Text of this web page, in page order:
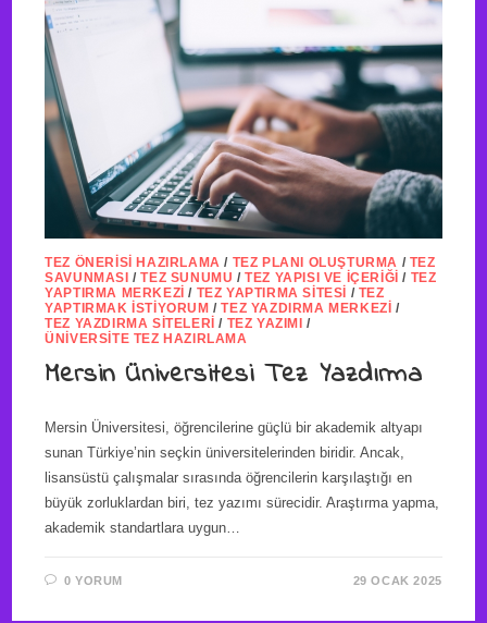
TEZ ÖNERISI HAZIRLAMA / TEZ PLANI OLUŞTURMA / TEZ
SAVUNMASI /TEZ SUNUMU /TEZ YAPISI VE İÇERIĞI / TEZ
YAPTIRMA MERKEZI / TEZ YAPTIRMA SITESI / TEZ
YAPTIRMAK İSTIYORUM /TEZ YAZDIRMA MERKEZI /
TEZ YAZDIRMA SITELERI / TEZ YAZIMI
/
ÜNIVERSITE TEZ HAZIRLAMA
Mersin Üniversitesi Tez Yazdırma
Mersin Üniversitesi, öğrencilerine güçlü bir akademik altyapı
sunan Türkiye’nin seçkin üniversitelerinden biridir. Ancak,
lisansüstü çalışmalar sırasında öğrencilerin karşılaştığı en
büyük zorluklardan biri, tez yazımı sürecidir. Araştırma yapma,
akademik standartlara uygun…
0 YORUM 29 OCAK 2025